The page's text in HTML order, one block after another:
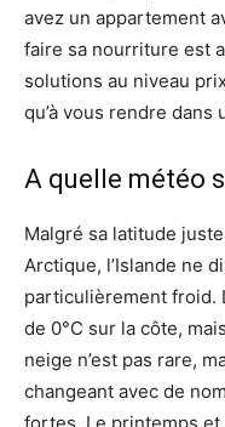
avez un appartement
faire sa nourriture est
solutions au niveau
qu’à vous rendre dans
A quelle météo
Malgré sa latitude
Arctique, l’Islande ne
particulièrement froid.
de 0°C sur la côte,
neige n’est pas rare,
changeant avec de